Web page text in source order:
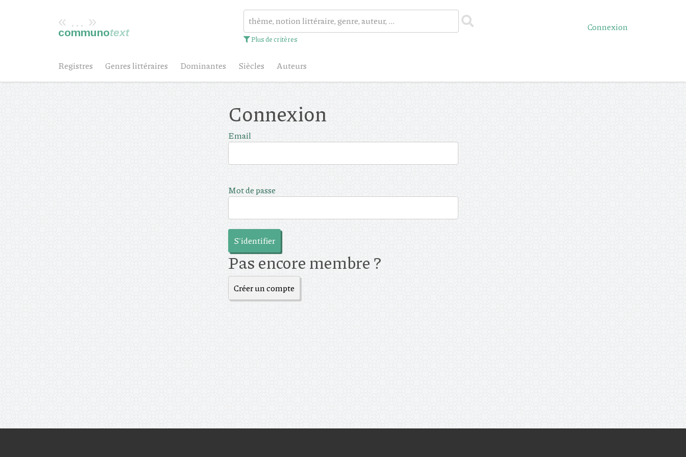
« ... »
communotext
Plus de critères
Connexion
Registres Genres littéraires Dominantes Siècles Auteurs
Connexion
Email
Mot de passe
S'identifier
Pas encore membre ?
Créer un compte